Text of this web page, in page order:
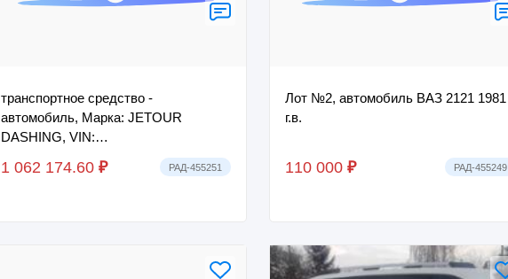
транспортное средство -
автомобиль, Марка: JETOUR
DASHING, VIN:
HJRPBGFB5PB361714, г.в. 2023.
1 062 174.60 ₽ РАД-455251
Лот №2, автомобиль ВАЗ 2121 1981
г.в.
110 000 ₽ РАД-455249